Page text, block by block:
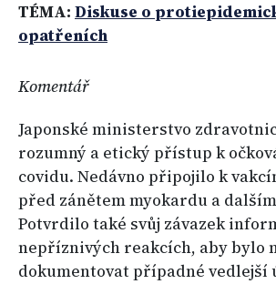
TÉMA: Diskuse o
opatřeních
Komentář
Japonské ministerstvo
rozumný a etický přístup k
covidu. Nedávno připojilo k
před zánětem myokardu a
Potvrdilo také svůj závazek
nepříznivých reakcích, aby bylo
dokumentovat případné vedlejší